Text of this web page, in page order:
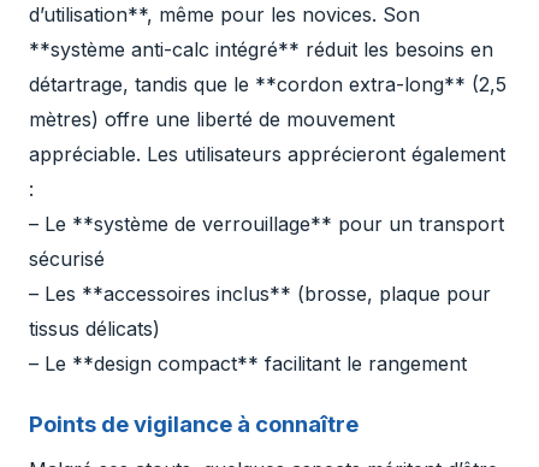
d’utilisation**, même pour les novices. Son
**système anti-calc intégré** réduit les besoins en
détartrage, tandis que le **cordon extra-long** (2,5
mètres) offre une liberté de mouvement
appréciable. Les utilisateurs apprécieront également
:
– Le **système de verrouillage** pour un transport
sécurisé
– Les **accessoires inclus** (brosse, plaque pour
tissus délicats)
– Le **design compact** facilitant le rangement
Points de vigilance à connaître